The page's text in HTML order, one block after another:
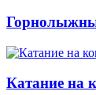
Катание на